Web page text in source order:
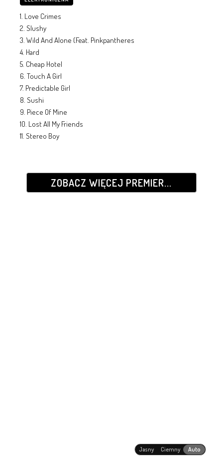
1. Love Crimes
2. Slushy
3. Wild And Alone (Feat. Pinkpantheres
4. Hard
5. Cheap Hotel
6. Touch A Girl
7. Predictable Girl
8. Sushi
9. Piece Of Mine
10. Lost All My Friends
11. Stereo Boy
ZOBACZ WIĘCEJ PREMIER...
Jasny Ciemny Auto